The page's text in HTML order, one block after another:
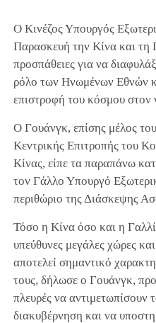
Ο Κινέζος Υπουργός
Παρασκευή την Κίνα και τη
προσπάθειες για να
ρόλο των Ηνωμένων Εθνών
επιστροφή του κόσμου στον
Ο Γουάνγκ, επίσης μέλος
Κεντρικής Επιτροπής του
Κίνας, είπε τα παραπάνω
τον Γάλλο Υπουργό
περιθώριο της Διάσκεψης
Τόσο η Κίνα όσο και η
υπεύθυνες μεγάλες χώρες
αποτελεί σημαντικό
τους, δήλωσε ο Γουάνγκ,
πλευρές να αντιμετωπίσουν
διακυβέρνηση και να